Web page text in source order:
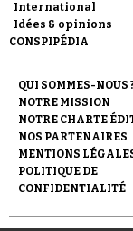
International
Idées & opinions
CONSPIPÉDIA
QUI SOMMES-NOUS
NOTRE MISSION
NOTRE CHARTE
NOS PARTENAIRES
MENTIONS
POLITIQUE DE
CONFIDENTIALITÉ